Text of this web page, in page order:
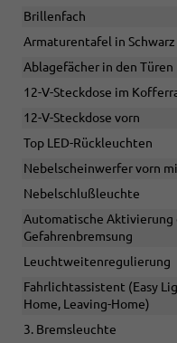
Brillenfach
Armaturentafel in Schwarz
Ablagefächer in den Türen
12-V-Steckdose im
12-V-Steckdose vorn
Top LED-Rückleuchten
Nebelscheinwerfer vorn
Nebelschlußleuchte
Automatische Aktivierung
Gefahrenbremsung
Leuchtweitenregulierung
Fahrlichtassistent (Easy
Home, Leaving-Home)
3. Bremsleuchte